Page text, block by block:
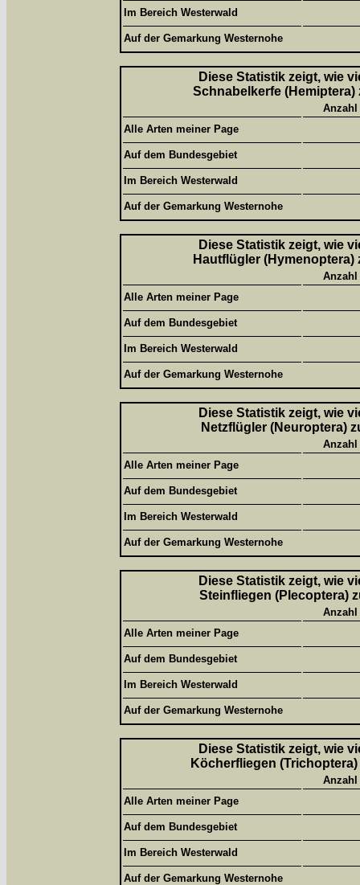
Im Bereich Westerwald
Auf der Gemarkung Westernohe
Diese Statistik zeigt, wie
Schnabelkerfe
Alle Arten meiner Page
Auf dem Bundesgebiet
Im Bereich Westerwald
Auf der Gemarkung Westernohe
Diese Statistik zeigt, wie
Hautflügler
Alle Arten meiner Page
Auf dem Bundesgebiet
Im Bereich Westerwald
Auf der Gemarkung Westernohe
Diese Statistik zeigt, wie
Netzflügler (Neuroptera)
Alle Arten meiner Page
Auf dem Bundesgebiet
Im Bereich Westerwald
Auf der Gemarkung Westernohe
Diese Statistik zeigt, wie
Steinfliegen (Plecoptera)
Alle Arten meiner Page
Auf dem Bundesgebiet
Im Bereich Westerwald
Auf der Gemarkung Westernohe
Diese Statistik zeigt, wie
Köcherfliegen
Alle Arten meiner Page
Auf dem Bundesgebiet
Im Bereich Westerwald
Auf der Gemarkung Westernohe